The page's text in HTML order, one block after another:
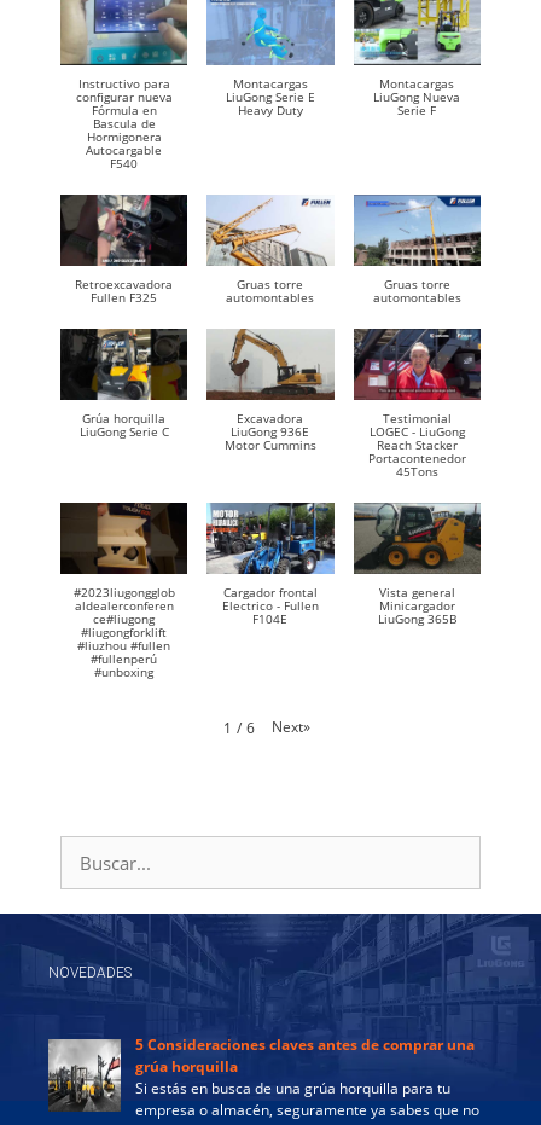
Instructivo para
configurar nueva
Fórmula en
Bascula de
Hormigonera
Autocargable
F540
Montacargas
LiuGong Serie E
Heavy Duty
Montacargas
LiuGong Nueva
Serie F
Retroexcavadora
Fullen F325
Gruas torre
automontables
Gruas torre
automontables
Grúa horquilla
LiuGong Serie C
Excavadora
LiuGong 936E
Motor Cummins
Testimonial
LOGEC - LiuGong
Reach Stacker
Portacontenedor
45Tons
#2023liugongglob
aldealerconferen
ce#liugong
#liugongforklift
#liuzhou #fullen
#fullenperú
#unboxing
Cargador frontal
Electrico - Fullen
F104E
Vista general
Minicargador
LiuGong 365B
1 / 6 Next»
NOVEDADES
5 Consideraciones claves antes de comprar una
grúa horquilla
Si estás en busca de una grúa horquilla para tu
empresa o almacén, seguramente ya sabes que no